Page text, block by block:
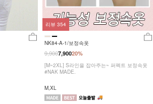
NK84-A-1/보정속옷
20%
9,9007,900
[M~2XL] S라인을 잡아주는~ 퍼펙트 보정속옷
#NAK MADE.
M,XL
리뷰 354